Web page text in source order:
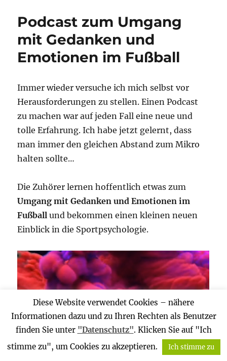
Podcast zum Umgang
mit Gedanken und
Emotionen im Fußball
Immer wieder versuche ich mich selbst vor
Herausforderungen zu stellen. Einen Podcast
zu machen war auf jeden Fall eine neue und
tolle Erfahrung. Ich habe jetzt gelernt, dass
man immer den gleichen Abstand zum Mikro
halten sollte…
Die Zuhörer lernen hoffentlich etwas zum
Umgang mit Gedanken und Emotionen im
Fußball und bekommen einen kleinen neuen
Einblick in die Sportpsychologie.
Diese Website verwendet Cookies – nähere
Informationen dazu und zu Ihren Rechten als Benutzer
finden Sie unter "Datenschutz". Klicken Sie auf "Ich
stimme zu", um Cookies zu akzeptieren.
Ich stimme zu